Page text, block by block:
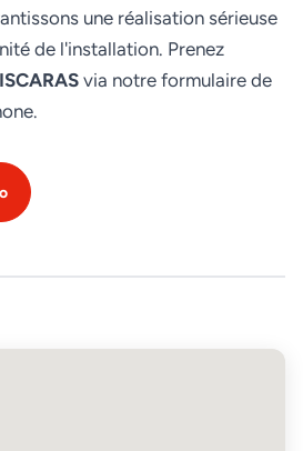
une réalisation sérieuse
de l'installation. Prenez
via notre formulaire de